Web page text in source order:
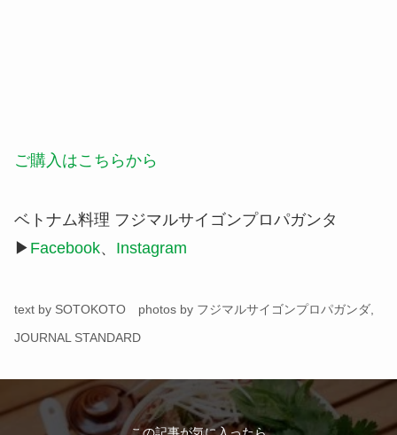
▶︎ Facebook、 Instagram
この記事が気に入ったら
いいね または フォローしてね！